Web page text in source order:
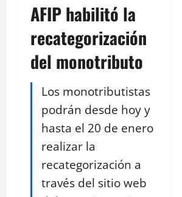
AFIP habilitó la
recategorización
del monotributo
Los monotributistas
podrán desde hoy y
hasta el 20 de enero
realizar la
recategorización a
través del sitio web